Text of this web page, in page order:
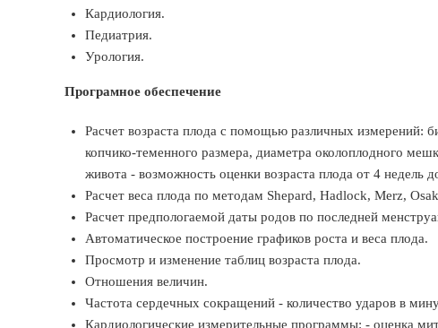
Кардиология.
Педиатрия.
Урология.
Програмное обеспечение
Расчет возраста плода с помощью различных измерений:
копчико-теменного размера, диаметра околоплодного
живота - возможность оценки возраста плода от 4 недель
Расчет веса плода по методам Shepard, Hadlock, Merz,
Расчет предпологаемой даты родов по последней
Автоматическое построение графиков роста и веса плода.
Просмотр и изменение таблиц возраста плода.
Отношения величин.
Частота сердечных сокращений - количество ударов в
Кардиологические измерительные программы: - оценка